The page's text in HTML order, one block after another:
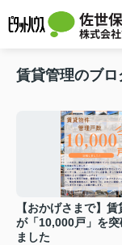
佐世
株式会
賃貸管理のブロ
【おかげさまで】
が「10,000戸」を突
ました